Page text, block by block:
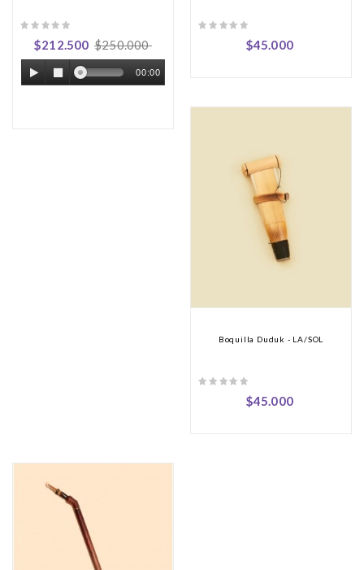
$212.500 $250.000
00:00
$45.000
Boquilla Duduk - LA/SOL
$45.000